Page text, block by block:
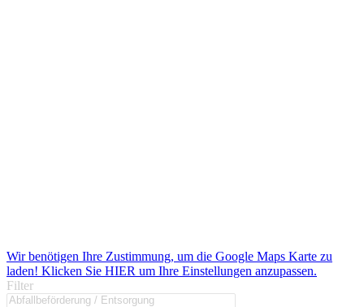
Wir benötigen Ihre Zustimmung, um die Google Maps Karte zu
laden! Klicken Sie HIER um Ihre Einstellungen anzupassen.
Filter